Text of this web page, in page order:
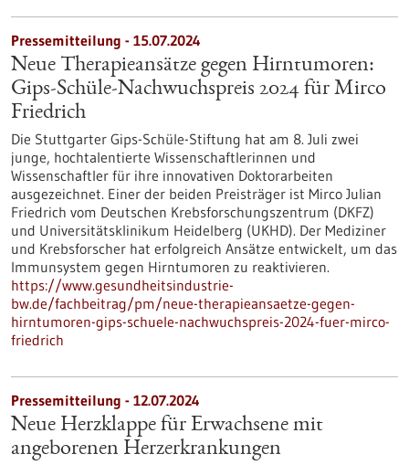
Pressemitteilung - 15.07.2024
Neue Therapieansätze gegen Hirntumoren:
Gips-Schüle-Nachwuchspreis 2024 für Mirco
Friedrich
Die Stuttgarter Gips-Schüle-Stiftung hat am 8. Juli zwei
junge, hochtalentierte Wissenschaftlerinnen und
Wissenschaftler für ihre innovativen Doktorarbeiten
ausgezeichnet. Einer der beiden Preisträger ist Mirco Julian
Friedrich vom Deutschen Krebsforschungszentrum (DKFZ)
und Universitätsklinikum Heidelberg (UKHD). Der Mediziner
und Krebsforscher hat erfolgreich Ansätze entwickelt, um das
Immunsystem gegen Hirntumoren zu reaktivieren.
https://www.gesundheitsindustrie-
bw.de/fachbeitrag/pm/neue-therapieansaetze-gegen-
hirntumoren-gips-schuele-nachwuchspreis-2024-fuer-mirco-
friedrich
Pressemitteilung - 12.07.2024
Neue Herzklappe für Erwachsene mit
angeborenen Herzerkrankungen